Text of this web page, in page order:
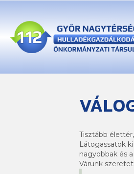
Tisztább
Látogassatok
nagyobbak és
Várunk